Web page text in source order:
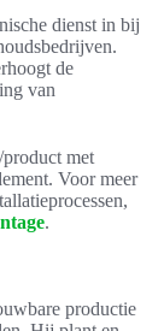
dienst in bij
de
van
met
Voor meer
.
productie